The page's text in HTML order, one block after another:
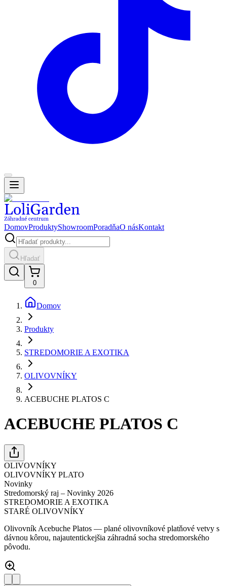
DomovProduktyShowroomPoradňaO násKontakt
Hľadať
0
Domov
Produkty
STREDOMORIE A EXOTIKA
OLIVOVNÍKY
ACEBUCHE PLATOS C
ACEBUCHE PLATOS C
OLIVOVNÍKY
OLIVOVNÍKY PLATO
Novinky
Stredomorský raj – Novinky 2026
STREDOMORIE A EXOTIKA
STARÉ OLIVOVNÍKY
Olivovník Acebuche Platos — plané olivovníkové platňové vetvy s
dávnou kôrou, najautentickejšia záhradná socha stredomorského
pôvodu.